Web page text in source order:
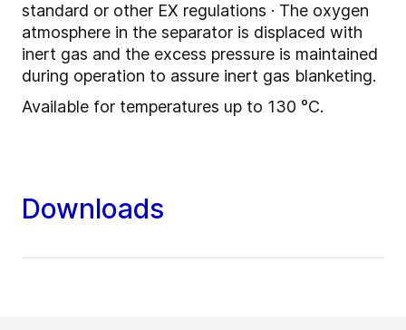
standard or other EX regulations · The oxygen
atmosphere in the separator is displaced with
inert gas and the excess pressure is maintained
during operation to assure inert gas blanketing.
Available for temperatures up to 130 °C.
Downloads